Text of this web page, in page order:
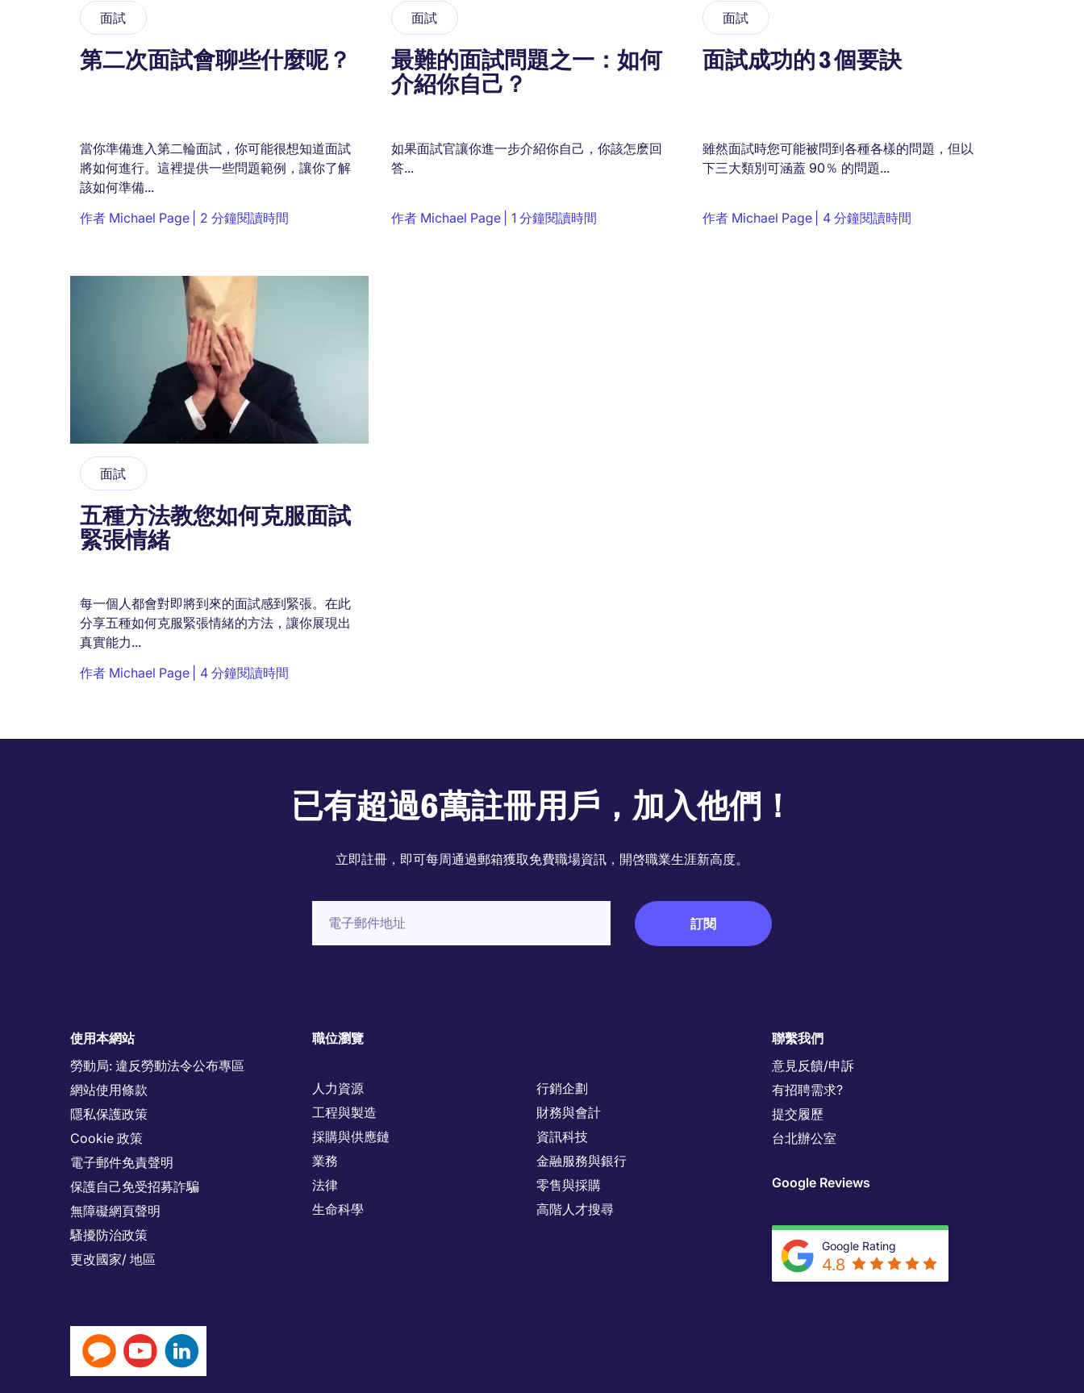
面試
第二次面試會聊些什麼呢？
當你準備進入第二輪面試，你可能很想知道面試
將如何進行。這裡提供一些問題範例，讓你了解
該如何準備...
作者 Michael Page 2 分鐘閱讀時間
面試
最難的面試問題之一：如何
介紹你自己？
如果面試官讓你進一步介紹你自己，你該怎麽回
答...
作者 Michael Page 1 分鐘閱讀時間
面試
面試成功的 3 個要訣
雖然面試時您可能被問到各種各樣的問題，但以
下三大類別可涵蓋 90％ 的問題...
作者 Michael Page 4 分鐘閱讀時間
面試
五種方法教您如何克服面試
緊張情緒
每一個人都會對即將到來的面試感到緊張。在此
分享五種如何克服緊張情緒的方法，讓你展現出
真實能力...
作者 Michael Page 4 分鐘閱讀時間
已有超過6萬註冊用戶，加入他們！
立即註冊，即可每周通過郵箱獲取免費職場資訊，開啓職業生涯新高度。
使用本網站
勞動局: 違反勞動法令公布專區
網站使用條款
隱私保護政策
Cookie 政策
電子郵件免責聲明
保護自己免受招募詐騙
無障礙網頁聲明
騷擾防治政策
更改國家/ 地區
職位瀏覽
人力資源
工程與製造
採購與供應鏈
業務
法律
生命科學
行銷企劃
財務與會計
資訊科技
金融服務與銀行
零售與採購
高階人才搜尋
聯繫我們
意見反饋/申訴
有招聘需求?
提交履歷
台北辦公室
Google Reviews
Google Rating
4.8